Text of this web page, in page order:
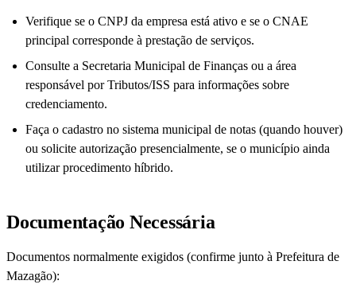
Verifique se o CNPJ da empresa está ativo e se o CNAE
principal corresponde à prestação de serviços.
Consulte a Secretaria Municipal de Finanças ou a área
responsável por Tributos/ISS para informações sobre
credenciamento.
Faça o cadastro no sistema municipal de notas (quando houver)
ou solicite autorização presencialmente, se o município ainda
utilizar procedimento híbrido.
Documentação Necessária
Documentos normalmente exigidos (confirme junto à Prefeitura de
Mazagão):